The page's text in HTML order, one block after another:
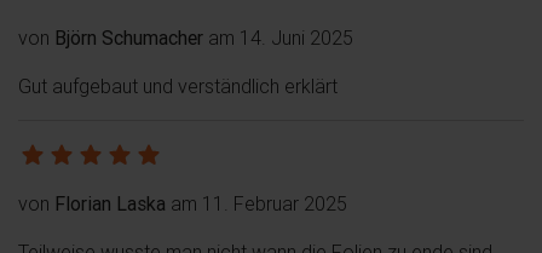
von Björn Schumacher am 14. Juni 2025
Gut aufgebaut und verständlich erklärt
von Florian Laska am 11. Februar 2025